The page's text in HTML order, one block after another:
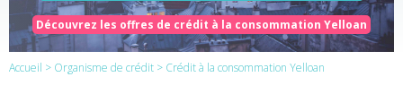
Découvrez les offres de crédit à la consommation Yelloan
Accueil > Organisme de crédit > Crédit à la consommation Yelloan